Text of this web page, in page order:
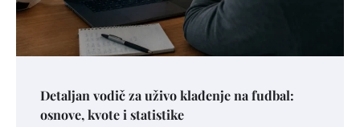
Detaljan vodič za uživo klađenje na fudbal:
osnove, kvote i statistike